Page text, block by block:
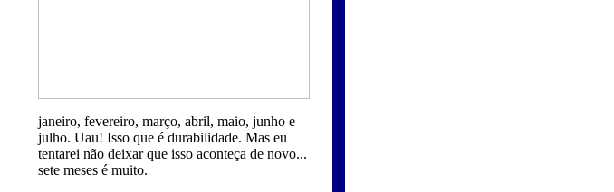
janeiro, fevereiro, março, abril, maio, junho e
julho. Uau! Isso que é durabilidade. Mas eu
tentarei não deixar que isso aconteça de novo...
sete meses é muito.